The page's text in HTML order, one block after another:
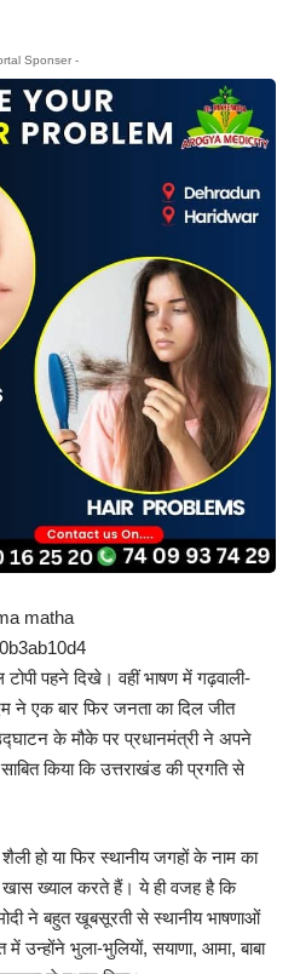
Sponser -
पहने दिखे। वहीं भाषण में गढ़वाली-
ने एक बार फिर जनता का दिल जीत
के मौके पर प्रधानमंत्री ने अपने
किया कि उत्तराखंड की प्रगति से
हो या फिर स्थानीय जगहों के नाम का
खास ख्याल करते हैं। ये ही वजह है कि
ने बहुत खूबसूरती से स्थानीय भाषणाओं
भुला-भुलियों, सयाणा, आमा, बाबा